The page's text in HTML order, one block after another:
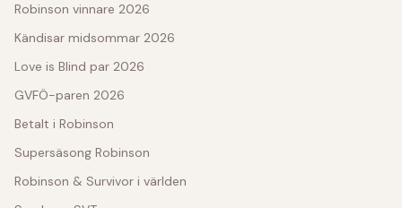
Robinson vinnare 2026
Kändisar midsommar 2026
Love is Blind par 2026
GVFÖ-paren 2026
Betalt i Robinson
Supersäsong Robinson
Robinson & Survivor i världen